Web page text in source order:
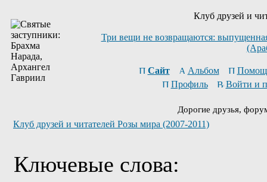
Клуб друзей и
Три вещи не возвращаются:
Сайт Альбом
Профиль
Войти и
Дорогие друзья,
Клуб друзей и читателей Розы мира (2007-2011)
Ключевые слова: